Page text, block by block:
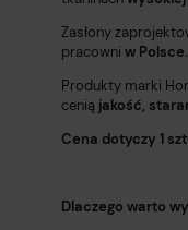
Zasłony
pracowni w Polsce.
Produkty marki
cenią jakość,
Cena dotyczy 1
Dlaczego warto